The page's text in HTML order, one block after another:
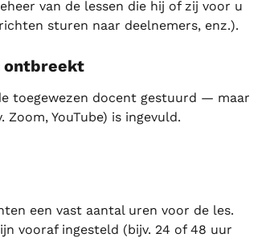
van de lessen die hij of zij voor u
sturen naar deelnemers, enz.).
ontbreekt
toegewezen docent gestuurd — maar
YouTube) is ingevuld.
een vast aantal uren voor de les.
vooraf ingesteld (bijv. 24 of 48 uur